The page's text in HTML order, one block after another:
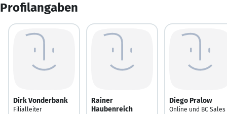
Profilangaben
Dirk Vonderbank
Filialleiter
Rainer
Haubenreich
Diego Pralow
Online und BC Sales